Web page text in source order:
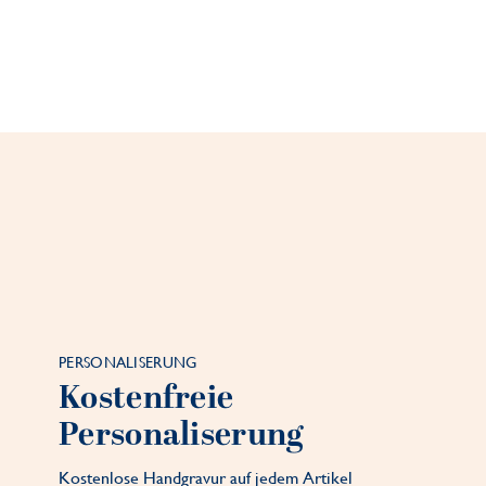
PERSONALISERUNG
Kostenfreie
Personaliserung
Kostenlose Handgravur auf jedem Artikel